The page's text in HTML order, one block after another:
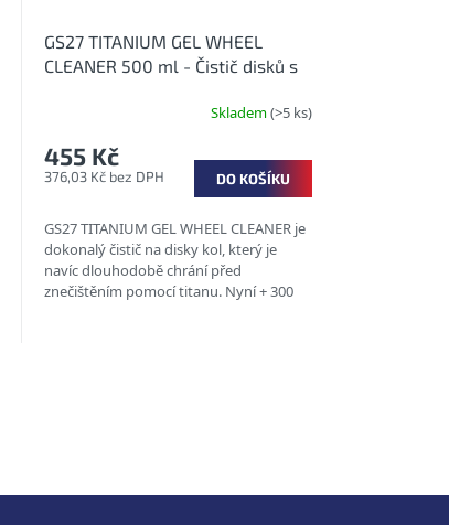
GS27 TITANIUM GEL WHEEL
CLEANER 500 ml - Čistič disků s
Skladem(>5 ks)
376,03 Kč bez DPH
455 Kč
DO KOŠÍKU
GS27 TITANIUM GEL WHEEL CLEANER je
dokonalý čistič na disky kol, který je
navíc dlouhodobě chrání před
znečištěním pomocí titanu. Nyní + 300